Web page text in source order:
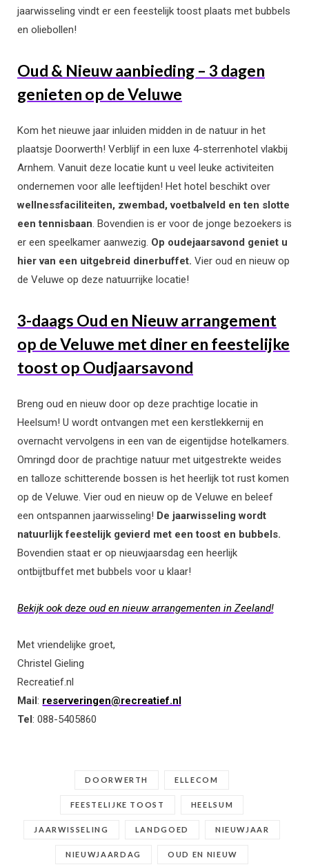
jaarwisseling vindt er een feestelijk toost plaats met bubbels
en oliebollen!
Oud & Nieuw aanbieding – 3 dagen
genieten op de Veluwe
Kom het nieuwe jaar inluiden midden in de natuur in het
plaatsje Doorwerth! Verblijf in een luxe 4-sterrenhotel vlakbij
Arnhem. Vanuit deze locatie kunt u veel leuke activiteiten
ondernemen voor alle leeftijden! Het hotel beschikt over
wellnessfaciliteiten, zwembad, voetbalveld en ten slotte
een tennisbaan. Bovendien is er voor de jonge bezoekers is
er een speelkamer aanwezig. Op oudejaarsavond geniet u
hier van een uitgebreid dinerbuffet. Vier oud en nieuw op
de Veluwe op deze natuurrijke locatie!
3-daags Oud en Nieuw arrangement
op de Veluwe met diner en feestelijke
toost op Oudjaarsavond
Breng oud en nieuw door op deze prachtige locatie in
Heelsum! U wordt ontvangen met een kerstlekkernij en
overnacht vervolgens in een van de eigentijdse hotelkamers.
Omringd door de prachtige natuur met uitgestrekte weides
en talloze schitterende bossen is het heerlijk tot rust komen
op de Veluwe. Vier oud en nieuw op de Veluwe en beleef
een ontspannen jaarwisseling! De jaarwisseling wordt
natuurlijk feestelijk gevierd met een toost en bubbels.
Bovendien staat er op nieuwjaarsdag een heerlijk
ontbijtbuffet met bubbels voor u klaar!
Bekijk ook deze oud en nieuw arrangementen in Zeeland!
Met vriendelijke groet,
Christel Gieling
Recreatief.nl
Mail: reserveringen@recreatief.nl
Tel: 088-5405860
DOORWERTH ELLECOM
FEESTELIJKE TOOST HEELSUM
JAARWISSELING LANDGOED NIEUWJAAR
NIEUWJAARDAG OUD EN NIEUW